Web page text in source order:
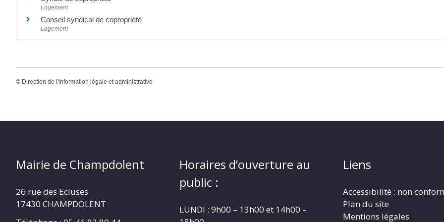
Logement
Conseil syndical de copropriété
Logement
© Direction de l'information légale et administrative
Mairie de Champdolent
26 rue des Ecluses
17430 CHAMPDOLENT
Horaires d’ouverture au
public :
LUNDI : 9h00 – 13h00 et 14h00 –
Liens
Accessibilité : non
Plan du site
Mentions légales